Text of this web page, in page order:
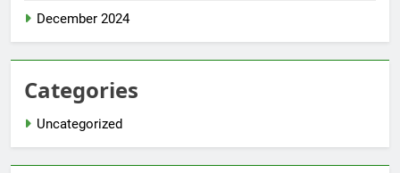
December 2024
Categories
Uncategorized